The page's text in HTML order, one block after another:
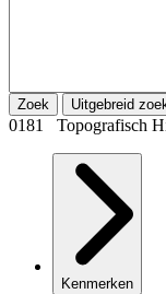
Zoek Uitgebreid
0181 Topografisch
Kenmerken